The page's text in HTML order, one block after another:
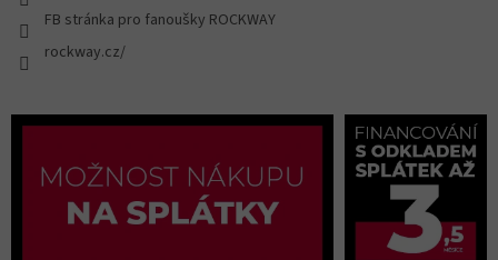
FB stránka pro fanoušky ROCKWAY
rockway.cz/